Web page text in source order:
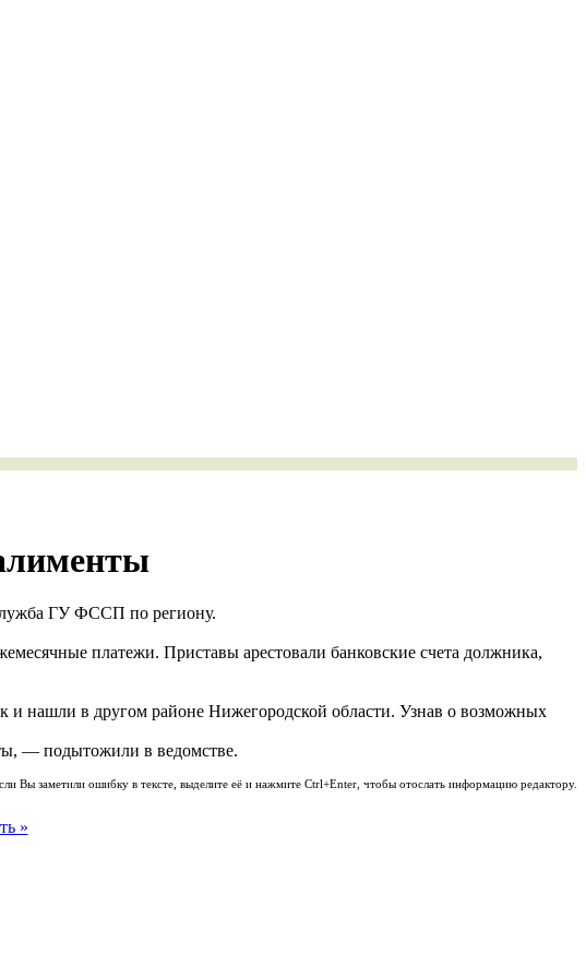
ГУ ФССП по региону.
платежи. Приставы арестовали банковские счета должника,
и нашли в другом районе Нижегородской области. Узнав о возможных
— подытожили в ведомстве.
Вы заметили ошибку в тексте, выделите её и нажмите Ctrl+Enter, чтобы отослать информацию редактору.
»